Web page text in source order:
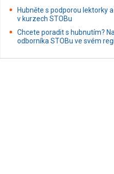
Hubněte s podporou lektorky
v kurzech STOBu
Chcete poradit s hubnutím?
odborníka STOBu ve svém